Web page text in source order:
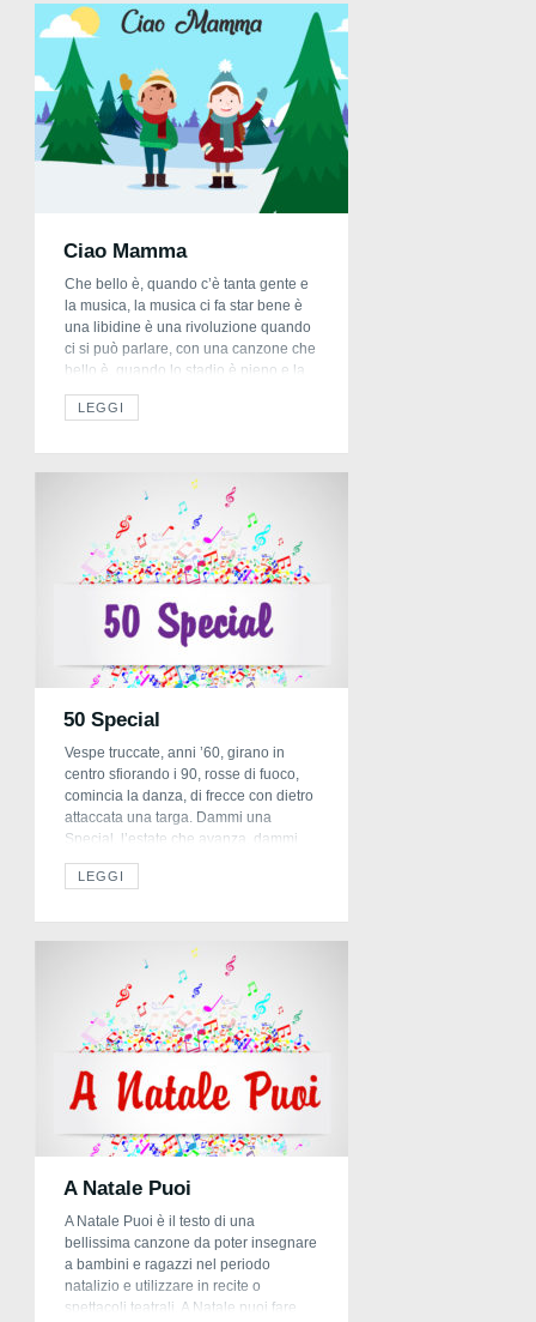
Ciao Mamma
Che bello è, quando c’è tanta gente e
la musica, la musica ci fa star bene è
una libidine è una rivoluzione quando
ci si può parlare, con una canzone che
bello è, quando lo stadio è pieno e la
musica, la musica riempie il cielo è
una libidine è una rivoluzione è una
LEGGI
50 Special
Vespe truccate, anni ’60, girano in
centro sfiorando i 90, rosse di fuoco,
comincia la danza, di frecce con dietro
attaccata una targa. Dammi una
Special, l’estate che avanza, dammi
una Vespa e ti porto in vacanza! Ma
quanto è bello andare in giro con le ali
[…]
LEGGI
A Natale Puoi
A Natale Puoi è il testo di una
bellissima canzone da poter insegnare
a bambini e ragazzi nel periodo
natalizio e utilizzare in recite o
spettacoli teatrali. A Natale puoi fare